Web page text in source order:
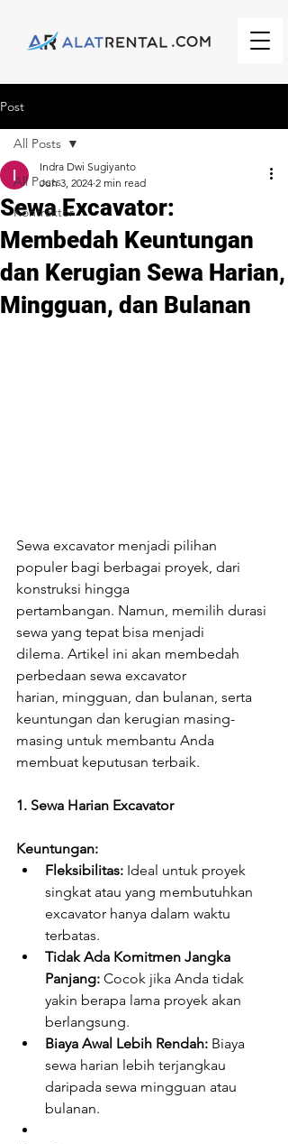
Post
All Posts
Kontraktor
All Posts
Sewa Excavator:
Membedah Keuntungan
dan Kerugian Sewa Harian,
Mingguan, dan Bulanan
Indra Dwi Sugiyanto
Jun 3, 2024 2 min read
Sewa excavator menjadi pilihan
populer bagi berbagai proyek, dari
konstruksi hingga
pertambangan. Namun, memilih durasi
sewa yang tepat bisa menjadi
dilema. Artikel ini akan membedah
perbedaan sewa excavator
harian, mingguan, dan bulanan, serta
keuntungan dan kerugian masing-
masing untuk membantu Anda
membuat keputusan terbaik.
1. Sewa Harian Excavator
Keuntungan:
Fleksibilitas: Ideal untuk proyek
singkat atau yang membutuhkan
excavator hanya dalam waktu
terbatas.
Tidak Ada Komitmen Jangka
Panjang: Cocok jika Anda tidak
yakin berapa lama proyek akan
berlangsung.
Biaya Awal Lebih Rendah: Biaya
sewa harian lebih terjangkau
daripada sewa mingguan atau
bulanan.